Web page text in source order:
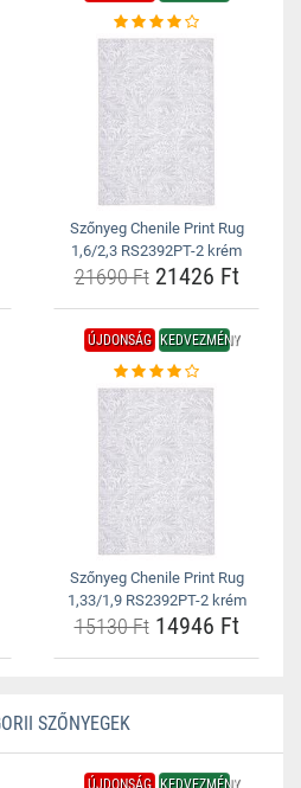
Szőnyeg Chenile Print Rug
1,6/2,3 RS2392PT-2 krém
21690 Ft21426 Ft
ÚJDONSÁG KEDVEZMÉNY
Szőnyeg Chenile Print Rug
1,33/1,9 RS2392PT-2 krém
15130 Ft14946 Ft
SZŐNYEGEK
ÚJDONSÁG KEDVEZMÉNY